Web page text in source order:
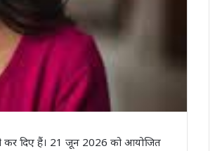
कर दिए हैं। 21 जून 2026 को आयोजित